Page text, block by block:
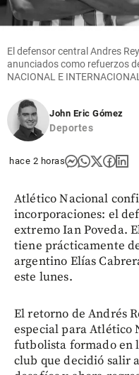
El defensor central Andres
anunciados como refuerzos
NACIONAL E
John Eric Gómez
Deportes
hace 2 horas
Atlético Nacional
incorporaciones: el
extremo Ian Poveda.
tiene prácticamente
argentino Elías
este lunes.
El retorno de Andrés
especial para Atlético
futbolista formado en
club que decidió salir